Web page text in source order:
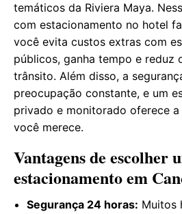
temáticos da Riviera Maya.
com estacionamento no hotel
você evita custos extras com
públicos, ganha tempo e reduz
trânsito. Além disso, a
preocupação constante, e um
privado e monitorado oferece
você merece.
Vantagens de escolher
estacionamento em
Segurança 24 horas: Muitos